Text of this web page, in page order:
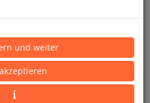
- SK-7 - SK-8
und weiter